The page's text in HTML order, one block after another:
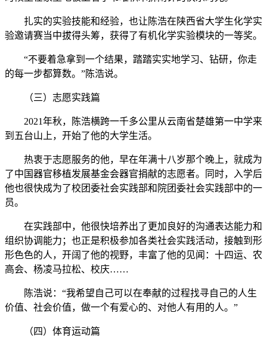
扎实的实验技能和经验，也让陈浩在陕西省大学生化学实
验邀请赛当中拔得头筹，获得了有机化学实验模块的一等奖。
“不要着急拿到一个结果，踏踏实实地学习、钻研，你走
的每一步都算数。”陈浩说。
（三）志愿实践篇
2021年秋，陈浩横跨一千多公里从云南省楚雄第一中学来
到五台山上，开始了他的大学生活。
热衷于志愿服务的他，早在年满十八岁那个晚上，就成为
了中国器官移植发展基金会器官捐献的志愿者。同时，入学后
他也很快成为了校团委社会实践部和院团委社会实践部中的一
员。
在实践部中，他很快培养出了更加良好的沟通表达能力和
组织协调能力；也正是积极参加各类社会实践活动，接触到形
形色色的人，开阔了他的视野，丰富了他的见闻：十四运、农
高会、杨凌马拉松、校庆……
陈浩说：“我希望自己可以在奉献的过程找寻自己的人生
价值、社会价值，做一个有爱心的、对他人有用的人。”
（四）体育运动篇